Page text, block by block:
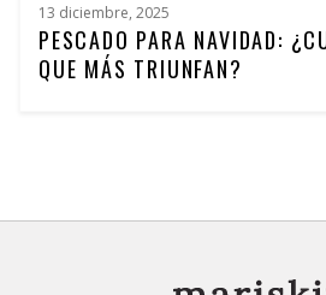
13 diciembre, 2025
PESCADO PARA NAVIDAD:
QUE MÁS TRIUNFAN?